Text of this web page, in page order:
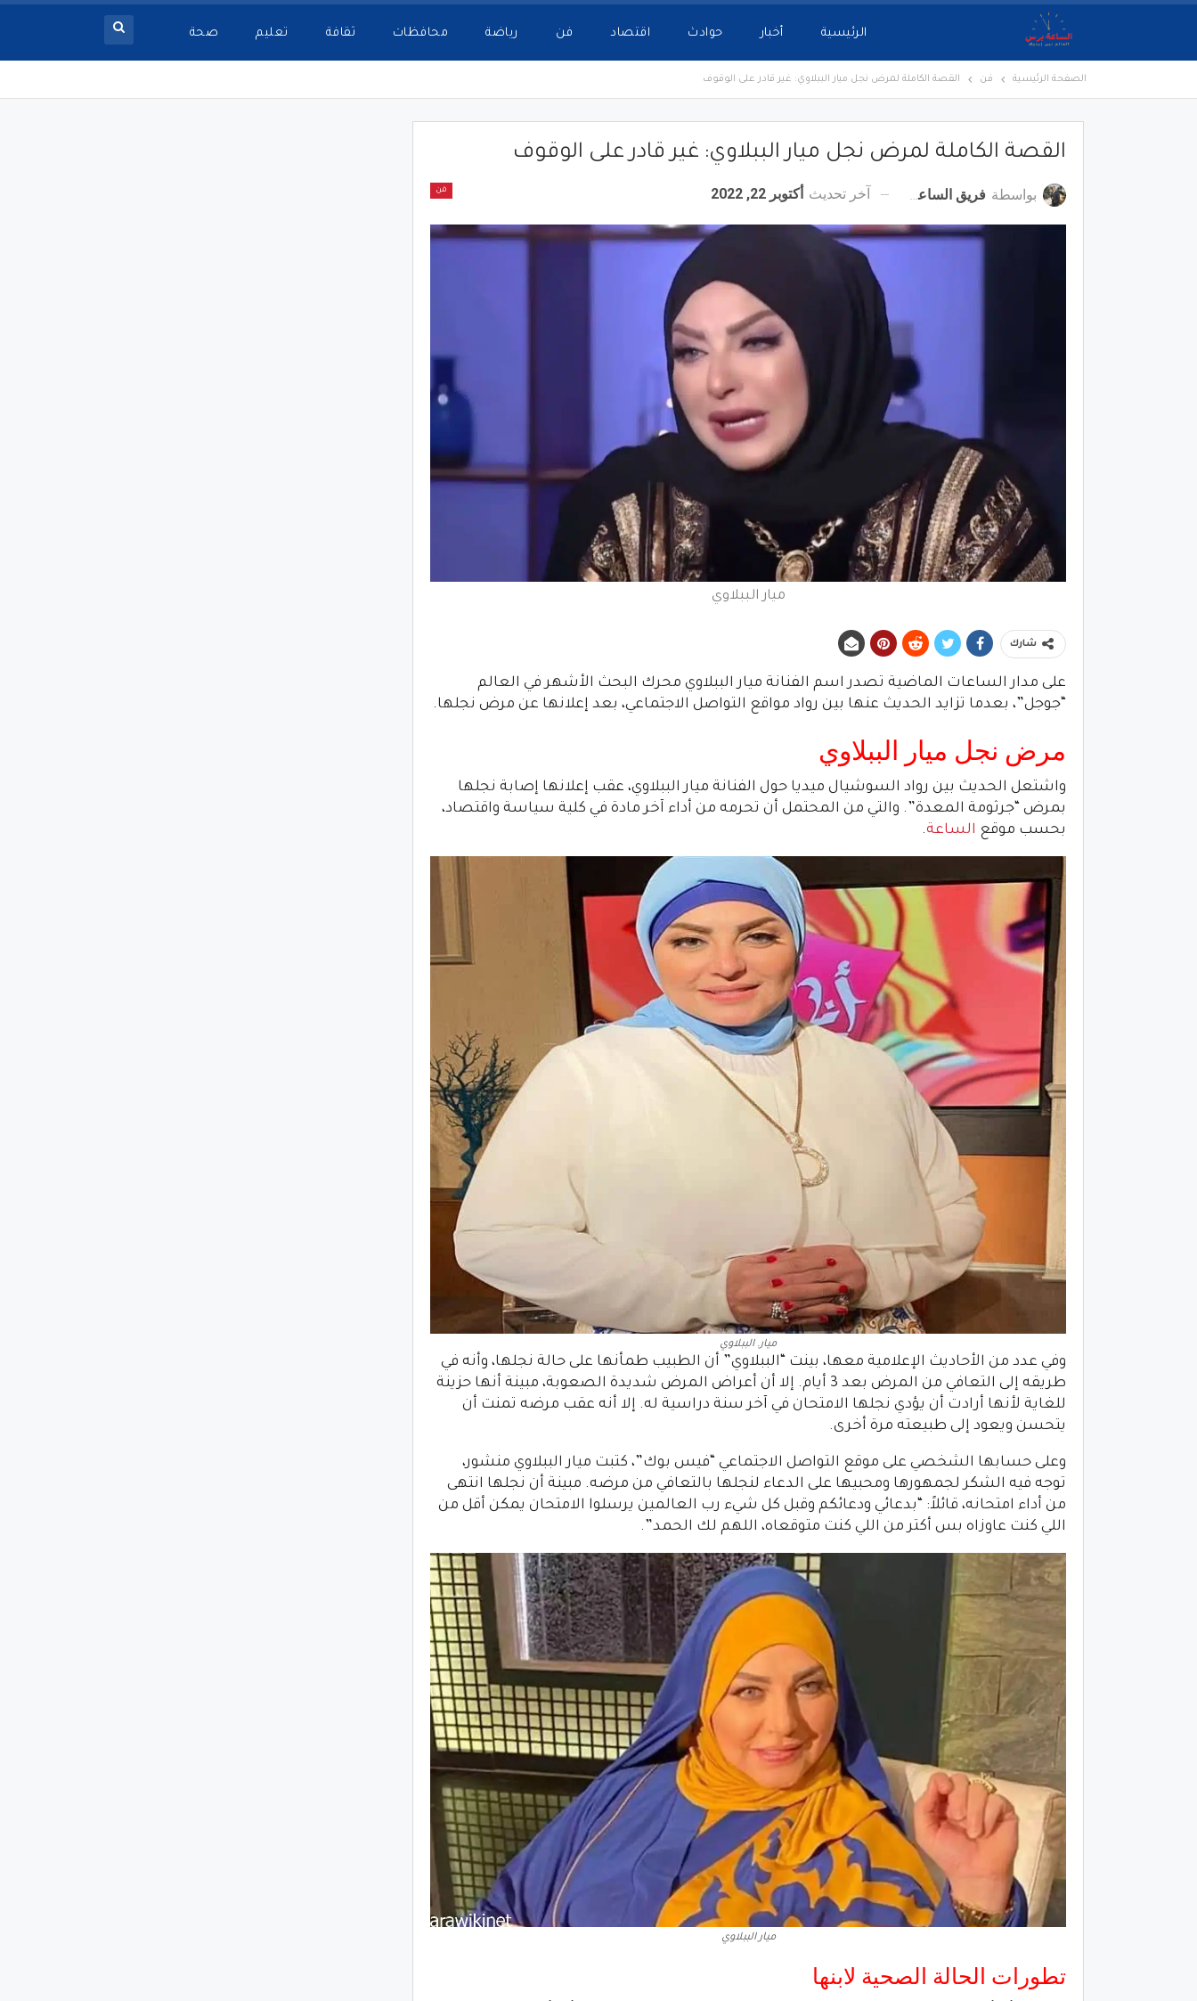
الرئيسية أخبار حوادث اقتصاد فن رياضة محافظات ثقافة تعليم صحة
الصفحة الرئيسية فن القصة الكاملة لمرض نجل ميار الببلاوي: غير قادر على الوقوف
القصة الكاملة لمرض نجل ميار الببلاوي: غير قادر على الوقوف
فن بواسطة فريق الساعة برس آخر تحديث أكتوبر 22, 2022
ميار الببلاوي
شارك
على مدار الساعات الماضية تصدر اسم الفنانة ميار الببلاوي محرك البحث الأشهر في العالم
“جوجل”، بعدما تزايد الحديث عنها بين رواد مواقع التواصل الاجتماعي، بعد إعلانها عن مرض نجلها.
مرض نجل ميار الببلاوي
واشتعل الحديث بين رواد السوشيال ميديا حول الفنانة ميار الببلاوي، عقب إعلانها إصابة نجلها
بمرض “جرثومة المعدة”. والتي من المحتمل أن تحرمه من أداء آخر مادة في كلية سياسة واقتصاد،
بحسب موقع الساعة.
ميار. الببلاوي
وفي عدد من الأحاديث الإعلامية معها، بينت “الببلاوي” أن الطبيب طمأنها على حالة نجلها، وأنه في
طريقه إلى التعافي من المرض بعد 3 أيام. إلا أن أعراض المرض شديدة الصعوبة، مبينة أنها حزينة
للغاية لأنها أرادت أن يؤدي نجلها الامتحان في آخر سنة دراسية له. إلا أنه عقب مرضه تمنت أن
يتحسن ويعود إلى طبيعته مرة أخرى.
وعلى حسابها الشخصي على موقع التواصل الاجتماعي “فيس بوك”، كتبت ميار الببلاوي منشور،
توجه فيه الشكر لجمهورها ومحبيها على الدعاء لنجلها بالتعافي من مرضه. مبينة أن نجلها انتهى
من أداء امتحانه، قائلاً: “بدعائي ودعائكم وقبل كل شيء رب العالمين يرسلوا الامتحان يمكن أقل من
اللي كنت عاوزاه بس أكتر من اللي كنت متوقعاه، اللهم لك الحمد”.
ميار الببلاوي
تطورات الحالة الصحية لابنها